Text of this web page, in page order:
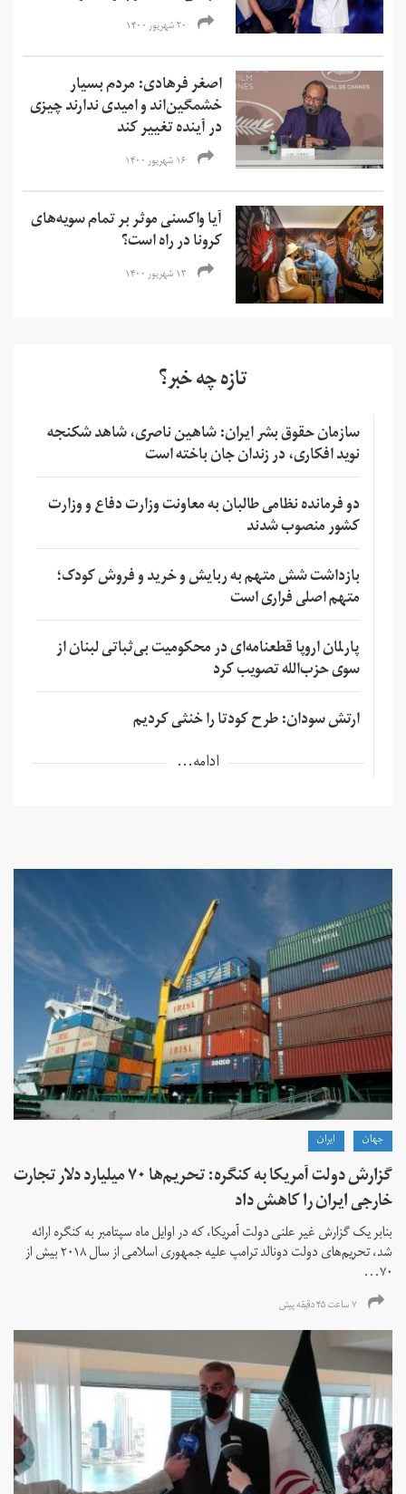
۲۰ شهریور ۱۴۰۰
اصغر فرهادی: مردم بسیار
خشمگین‌‌اند و امیدی ندارند چیزی
در آینده تغییر کند
۱۶ شهریور ۱۴۰۰
آیا واکسنی موثر بر تمام سویه‌های
کرونا در راه است؟
۱۳ شهریور ۱۴۰۰
تازه چه خبر؟
سازمان حقوق بشر ایران: شاهین ناصری، شاهد شکنجه
نوید افکاری، در زندان جان باخته است
دو فرمانده نظامی طالبان به معاونت وزارت دفاع و وزارت
کشور منصوب شدند
بازداشت شش متهم به ربایش و خرید و فروش کودک؛
متهم اصلی فراری است
پارلمان اروپا قطعنامه‌ای در محکومیت بی‌ثباتی لبنان از
سوی حزب‌الله تصویب کرد
ارتش سودان: طرح کودتا را خنثی کردیم
ادامه...
جهان ايران
گزارش دولت آمریکا به کنگره: تحریم‌ها ۷۰ میلیارد دلار تجارت
خارجی ایران را کاهش داد
بنابر یک گزارش غیر علنی دولت آمریکا، که در اوایل ماه سپتامبر به کنگره ارائه
شد، تحریم‌های دولت دونالد ترامپ علیه جمهوری اسلامی از سال ۲۰۱۸ بیش از
۷۰...
۷ ساعت ۴۵ دقیقه پیش